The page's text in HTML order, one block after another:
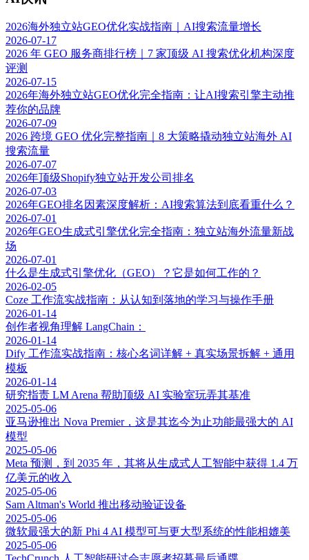
2026海外独立站GEO优化实战指南｜AI搜索流量增长
2026-07-17
2026 年 GEO 服务商排行榜｜7 家顶级 AI 搜索优化机构深度
评测
2026-07-15
2026年海外独立站GEO优化完全指南：让AI搜索引擎主动推
荐你的品牌
2026-07-09
2026 跨境 GEO 优化完整指南｜8 大策略撬动独立站海外 AI
搜索流量
2026-07-07
2026年顶级Shopify独立站开发公司排名
2026-07-03
2026年GEO排名因素深度解析：AI搜索算法到底看重什么？
2026-07-01
2026年GEO生成式引擎优化完全指南：独立站海外流量新战
场
2026-07-01
什么是生成式引擎优化（GEO）？它是如何工作的？
2026-02-05
Coze 工作流实战指南：从认知到落地的学习与操作手册
2026-01-14
创作者视角理解 LangChain：
2026-01-14
Dify 工作流实战指南：核心名词详解 + 真实场景拆解 + 通用
模板
2026-01-14
研究指责 LM Arena 帮助顶级 AI 实验室玩弄其基准
2025-05-06
亚马逊推出 Nova Premier，这是其迄今为止功能最强大的 AI
模型
2025-05-06
Meta 预测，到 2035 年，其将从生成式人工智能中获得 1.4 万
亿美元的收入
2025-05-06
Sam Altman's World 推出移动验证设备
2025-05-06
微软最强大的新 Phi 4 AI 模型可与更大型系统的性能相媲美
2025-05-06